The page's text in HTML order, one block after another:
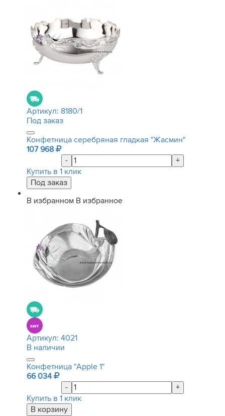
Артикул: 8180/1
Под заказ
Конфетница серебряная гладкая "Жасмин"
107 968
-
+
Купить в 1 клик
В избранном В избранное
Артикул: 4021
В наличии
Конфетница "Apple 1"
66 034
-
+
Купить в 1 клик